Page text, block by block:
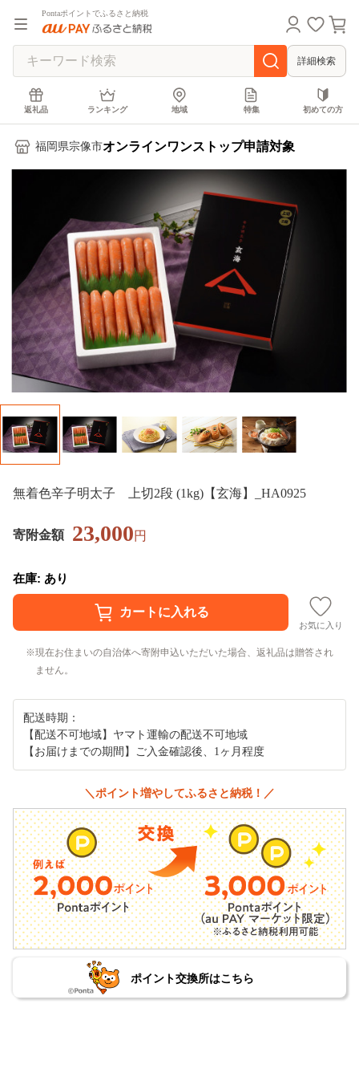
Pontaポイントでふるさと納税
詳細検索
返礼品 ランキング 地域 特集 初めての方
福岡県宗像市オンラインワンストップ申請対象
無着色辛子明太子 上切2段 (1kg)【玄海】_HA0925
寄附金額 23,000円
在庫: あり
お気に入り
現在お住まいの自治体へ寄附申込いただいた場合、返礼品は贈答され
ません。
配送時期：
【配送不可地域】ヤマト運輸の配送不可地域
【お届けまでの期間】ご入金確認後、1ヶ月程度
＼ポイント増やしてふるさと納税！／
ポイント交換所はこちら